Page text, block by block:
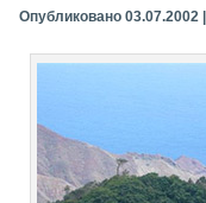
Опубликовано 03.07.2002